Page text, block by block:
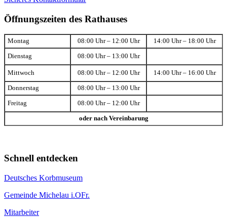
Öffnungszeiten des Rathauses
Montag 08:00 Uhr – 12:00 Uhr 14:00 Uhr – 18:00 Uhr
Dienstag 08:00 Uhr – 13:00 Uhr
Mittwoch 08:00 Uhr – 12:00 Uhr 14:00 Uhr – 16:00 Uhr
Donnerstag 08:00 Uhr – 13:00 Uhr
Freitag 08:00 Uhr – 12:00 Uhr
oder nach Vereinbarung
Schnell entdecken
Deutsches Korbmuseum
Gemeinde Michelau i.OFr.
Mitarbeiter